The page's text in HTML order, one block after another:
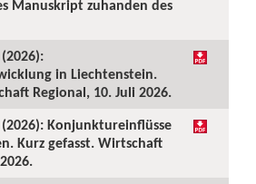
Manuskript zuhanden des
in Liechtenstein.
Regional, 10. Juli 2026.
Konjunktureinflüsse
Kurz gefasst. Wirtschaft